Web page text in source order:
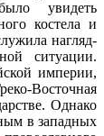
увидеть
костела и
нагляд­
ситуации.
империи,
Вос­точная
Однако
в запад­ных